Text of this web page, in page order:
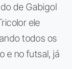
de Gabigol
ele
todos os
e no futsal, já